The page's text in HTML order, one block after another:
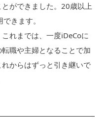
ができました。20歳以上
きます。
れまでは、一度iDeCoに
職や主婦となることで加
からはずっと引き継いで